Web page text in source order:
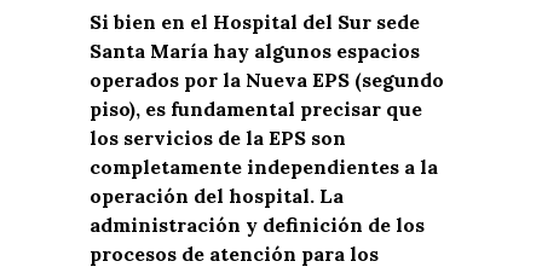
Si bien en el Hospital del Sur sede
Santa María hay algunos espacios
operados por la Nueva EPS (segundo
piso), es fundamental precisar que
los servicios de la EPS son
completamente independientes a la
operación del hospital. La
administración y definición de los
procesos de atención para los